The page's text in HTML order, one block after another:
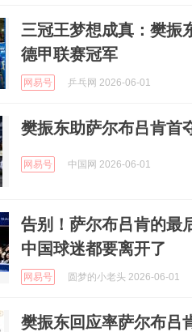
三冠王梦想成真：樊振
德甲联赛冠军
网易号 乒乓网 2026-06-01
樊振东助萨尔布吕肯首
网易号 中国网 2026-06-01
告别！萨尔布吕肯的最
中国球迷都要离开了
网易号 圆梦的小老头 2026-06-01
樊振东回应率萨尔布吕